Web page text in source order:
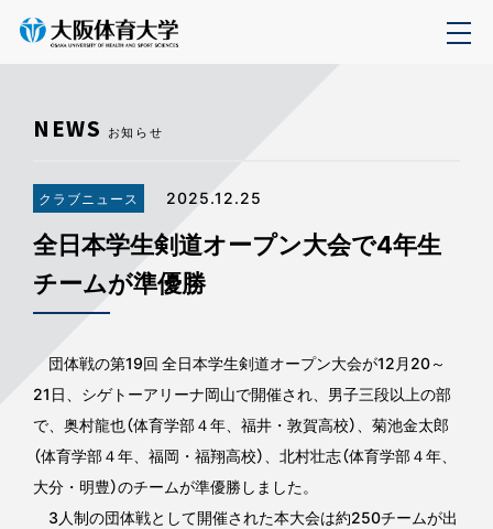
NEWS お知らせ
クラブニュース 2025.12.25
全日本学生剣道オープン大会で4年生
チームが準優勝
団体戦の第19回 全日本学生剣道オープン大会が12月20～
21日、シゲトーアリーナ岡山で開催され、男子三段以上の部
で、奥村龍也（体育学部４年、福井・敦賀高校）、菊池金太郎
（体育学部４年、福岡・福翔高校）、北村壮志（体育学部４年、
大分・明豊）のチームが準優勝しました。
3人制の団体戦として開催された本大会は約250チームが出